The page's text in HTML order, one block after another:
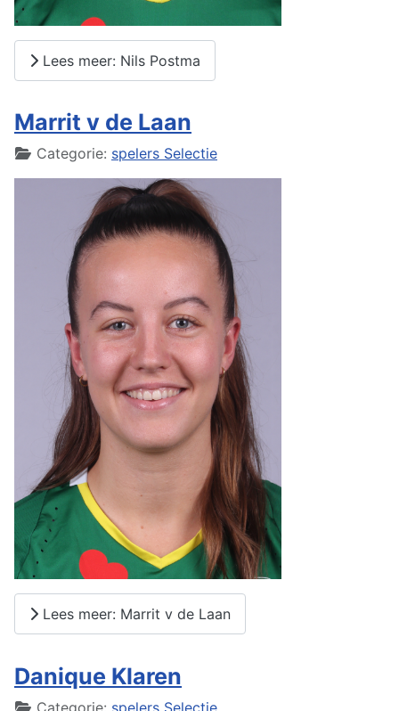
Lees meer: Nils Postma
Marrit v de Laan
DetailsCategorie: spelers Selectie
Lees meer: Marrit v de Laan
Danique Klaren
DetailsCategorie: spelers Selectie